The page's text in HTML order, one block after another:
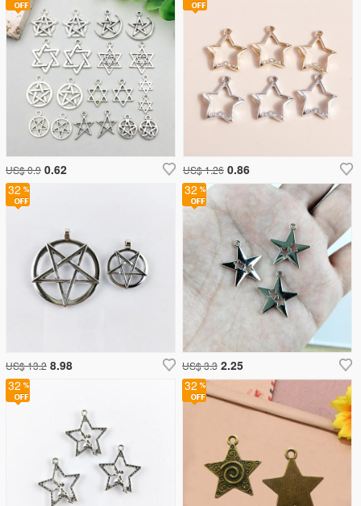
US$ 1.26 0.86
US$ 0.9 0.62
32
US$ 3.3 2.25
32
32
US$ 13.2 8.98
32